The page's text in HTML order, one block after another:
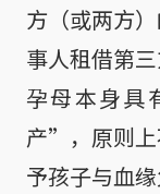
方（或两方
事人租借第
孕母本身具
产”，原则上
予孩子与血